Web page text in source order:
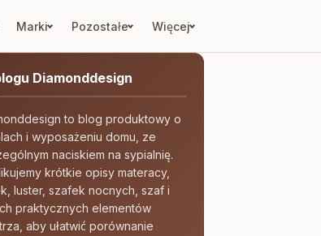
Marki Pozostałe Więcej
Diamonddesign
to blog produktowy o
i wyposażeniu domu, ze
naciskiem na sypialnię.
krótkie opisy materacy,
luster, szafek nocnych, szaf i
praktycznych elementów
aby ułatwić porównanie